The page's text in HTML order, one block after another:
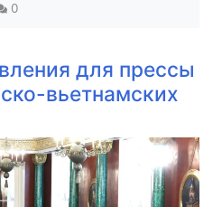
0
для прессы
вьетнамских